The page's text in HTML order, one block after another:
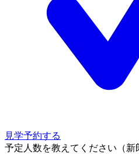
見学予約する
予定人数を教えてください（新